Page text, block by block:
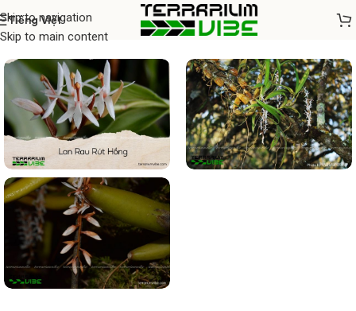
Skip to navigation
Skip to main content
Tiếng Việt
Home/Cây thủy sinh